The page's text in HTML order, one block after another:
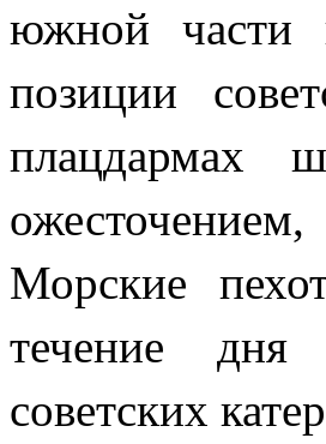
южной части
позиции
плацдармах
Морские
течение дня
советских